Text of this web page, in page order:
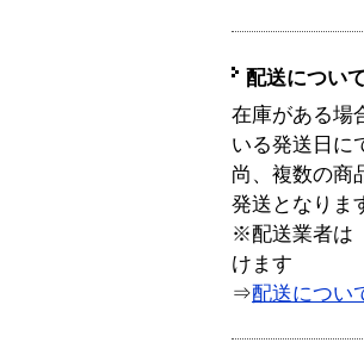
配送につい
在庫がある場
いる発送日に
尚、複数の商
発送となりま
※配送業者は
けます
⇒配送につい